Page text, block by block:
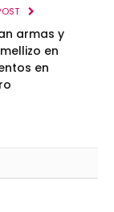
armas y
en
en